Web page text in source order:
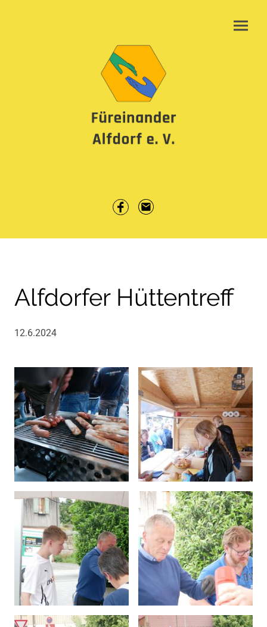
Alfdorfer Hüttentreff
12.6.2024